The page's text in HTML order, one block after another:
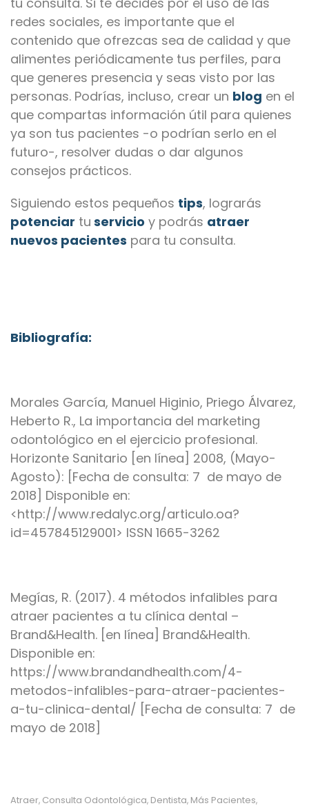
redes sociales, es importante que el
contenido que ofrezcas sea de calidad y que
alimentes periódicamente tus perfiles, para
que generes presencia y seas visto por las
personas. Podrías, incluso, crear un blog en el
que compartas información útil para quienes
ya son tus pacientes -o podrían serlo en el
futuro-, resolver dudas o dar algunos
consejos prácticos.
Siguiendo estos pequeños tips, lograrás
potenciar tu servicio y podrás atraer
nuevos pacientes para tu consulta.
Bibliografía:
Morales García, Manuel Higinio, Priego Álvarez,
Heberto R., La importancia del marketing
odontológico en el ejercicio profesional.
Horizonte Sanitario [en línea] 2008, (Mayo-
Agosto): [Fecha de consulta: 7 de mayo de
2018] Disponible en:
<http://www.redalyc.org/articulo.oa?
id=457845129001> ISSN 1665-3262
Megías, R. (2017). 4 métodos infalibles para
atraer pacientes a tu clínica dental –
Brand&Health. [en línea] Brand&Health.
Disponible en:
https://www.brandandhealth.com/4-
metodos-infalibles-para-atraer-pacientes-
a-tu-clinica-dental/ [Fecha de consulta: 7 de
mayo de 2018]
Atraer, Consulta Odontológica, Dentista, Más Pacientes,